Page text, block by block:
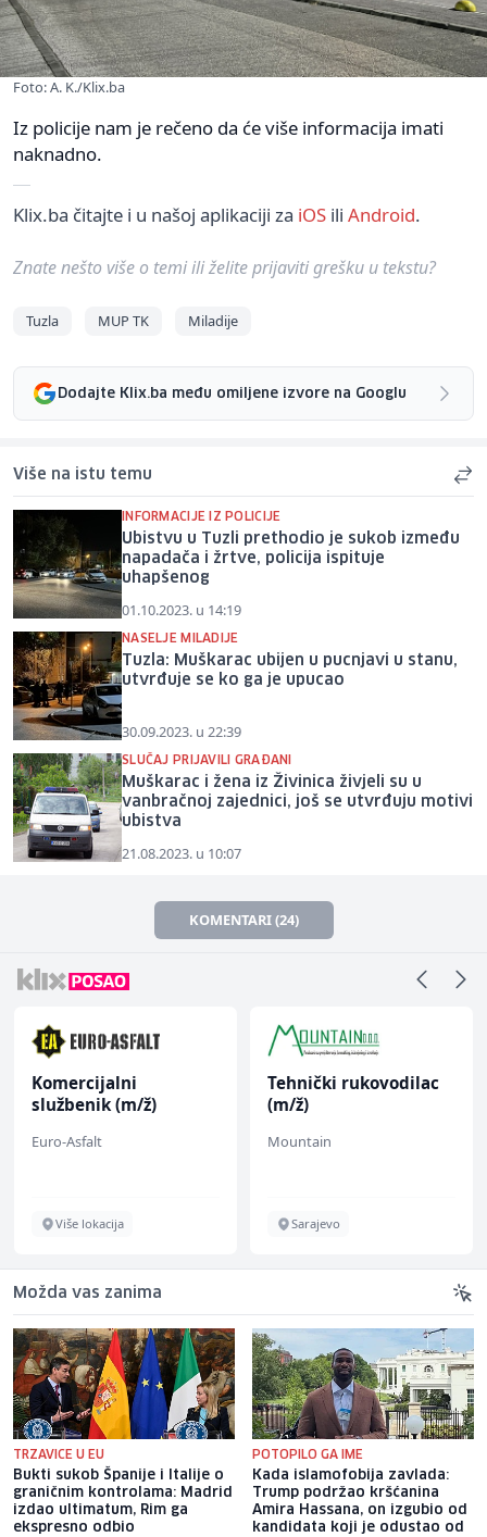
Foto: A. K./Klix.ba
Iz policije nam je rečeno da će više informacija imati
naknadno.
Klix.ba čitajte i u našoj aplikaciji za iOS ili Android.
Znate nešto više o temi ili želite prijaviti grešku u tekstu?
Tuzla MUP TK Miladije
Dodajte Klix.ba među omiljene izvore na Googlu
Više na istu temu
INFORMACIJE IZ POLICIJE
Ubistvu u Tuzli prethodio je sukob između
napadača i žrtve, policija ispituje
uhapšenog
01.10.2023. u 14:19
NASELJE MILADIJE
Tuzla: Muškarac ubijen u pucnjavi u stanu,
utvrđuje se ko ga je upucao
30.09.2023. u 22:39
SLUČAJ PRIJAVILI GRAĐANI
Muškarac i žena iz Živinica živjeli su u
vanbračnoj zajednici, još se utvrđuju motivi
ubistva
21.08.2023. u 10:07
KOMENTARI (24)
Komercijalni
službenik (m/ž)
Euro-Asfalt
Više lokacija
Tehnički rukovodilac
(m/ž)
Mountain
Sarajevo
Možda vas zanima
TRZAVICE U EU
Bukti sukob Španije i Italije o
graničnim kontrolama: Madrid
izdao ultimatum, Rim ga
ekspresno odbio
POTOPILO GA IME
Kada islamofobija zavlada:
Trump podržao kršćanina
Amira Hassana, on izgubio od
kandidata koji je odustao od